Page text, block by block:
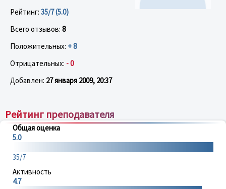
Рейтинг: 35/7 (5.0)
Всего отзывов: 8
Положительных: + 8
Отрицательных: - 0
Добавлен: 27 января 2009, 20:37
Рейтинг преподавателя
Общая оценка
5.0
35/7
Активность
4.7